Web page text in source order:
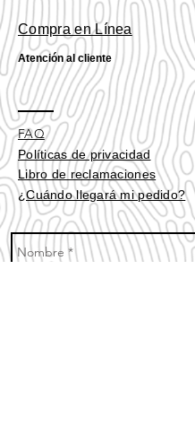
Compra en Línea
Atención al cliente
FAQ
Políticas de privacidad
Libro de reclamaciones
¿Cuándo llegará mi pedido?